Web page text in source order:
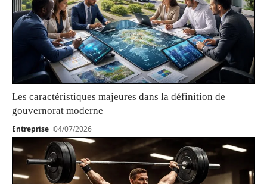
Les caractéristiques majeures dans la définition de
gouvernorat moderne
Entreprise 04/07/2026